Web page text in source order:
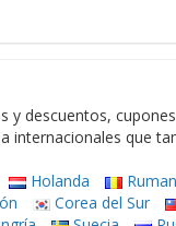
descuentos,
internacionales que
Holanda
Corea del Sur